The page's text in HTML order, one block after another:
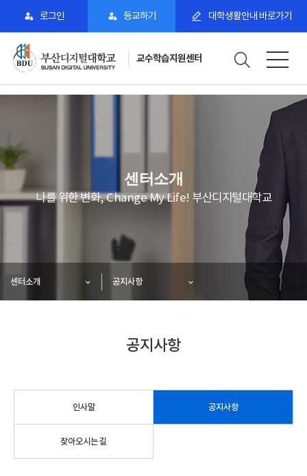
로그인 등교하기 대학생활안내 바로가기
교수학습지원센터
센터소개
나를 위한 변화, Change My Life! 부산디지털대학교
센터소개 공지사항
공지사항
인사말 공지사항
찾아오시는 길